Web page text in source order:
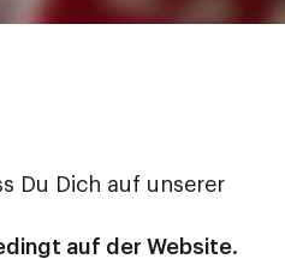
Du Dich auf unserer
auf der Website.